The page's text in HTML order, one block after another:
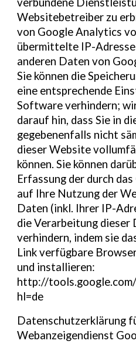
Websitebetreiber zu
von Google Analytics
übermittelte IP-
anderen Daten von
Sie können die
eine entsprechende
Software verhindern;
darauf hin, dass Sie in
gegebenenfalls nicht
dieser Website
können. Sie können
Erfassung der durch
auf Ihre Nutzung der
Daten (inkl. Ihrer IP-
die Verarbeitung dieser
verhindern, indem sie
Link verfügbare
und installieren:
http://
hl=de
Datenschutzerklärung
Webanzeigendienst